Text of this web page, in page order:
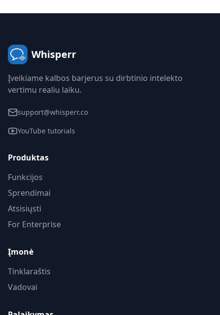
Whisperr
Įveikiame kalbos barjerus su dirbtinio intelekto
vertimu realiu laiku.
support@whisperr.co
YouTube tutorials
Produktas
Funkcijos
Sprendimai
Atsisiųsti
For Enterprise
Įmonė
Tinklaraštis
Vadovai